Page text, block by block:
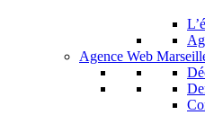
Agence Web